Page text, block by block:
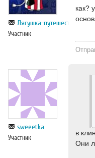
Лягушка-путешественница
Участник
как?
sweeetka
Участник
в
Они